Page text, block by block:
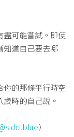
盡可能嘗試。即使
知道自己要去哪
你的那條平行時空
時的自己說。
）